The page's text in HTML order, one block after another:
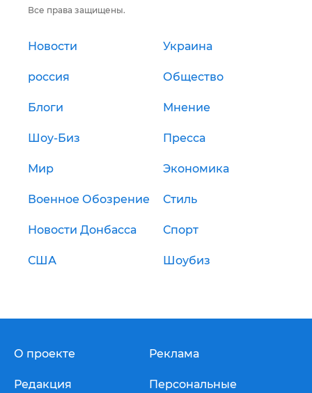
Все права защищены.
Новости Украина
россия Общество
Блоги Мнение
Шоу-Биз Пресса
Мир Экономика
Военное Обозрение Стиль
Новости Донбасса Спорт
США Шоубиз
О проекте
Редакция
Реклама
Персональные